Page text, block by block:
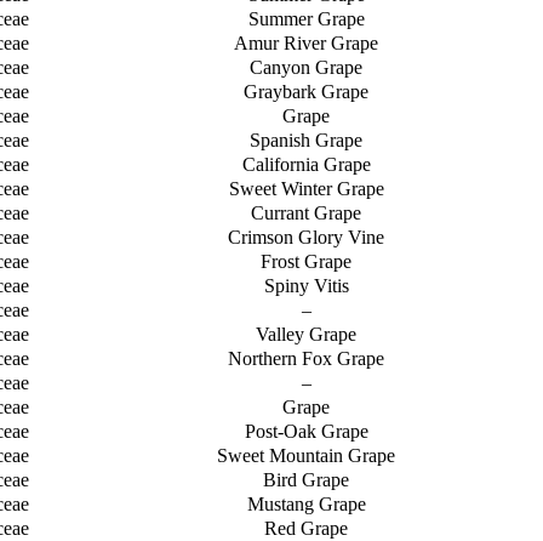
Summer Grape
Amur River Grape
Canyon Grape
Graybark Grape
Grape
Spanish Grape
California Grape
Sweet Winter Grape
Currant Grape
Crimson Glory Vine
Frost Grape
Spiny Vitis
–
Valley Grape
Northern Fox Grape
–
Grape
Post-Oak Grape
Sweet Mountain Grape
Bird Grape
Mustang Grape
Red Grape